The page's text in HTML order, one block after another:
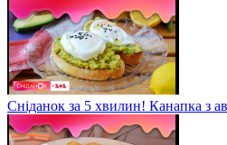
Сніданок за 5 хвилин! Канапка з